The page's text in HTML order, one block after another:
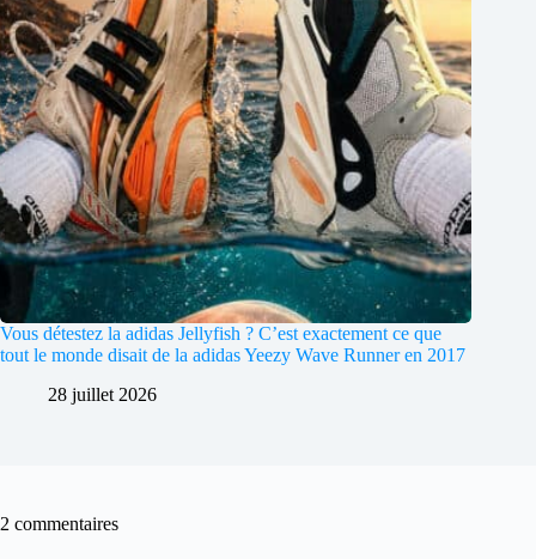
Vous détestez la adidas Jellyfish ? C’est exactement ce que
tout le monde disait de la adidas Yeezy Wave Runner en 2017
28 juillet 2026
2 commentaires